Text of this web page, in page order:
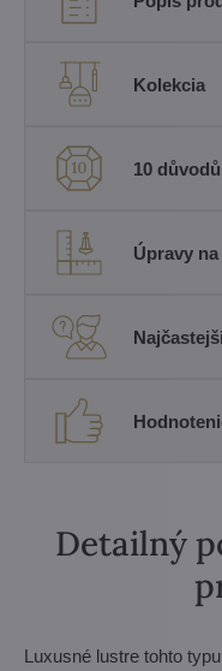
Kolekcia
10
Úpravy
Detailný
Luxusné lustre tohto